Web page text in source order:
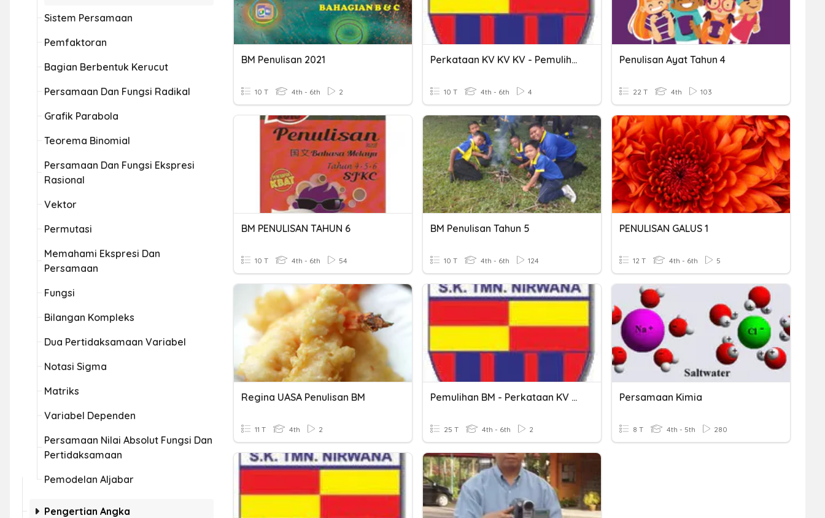
Sistem Persamaan
Pemfaktoran
Bagian Berbentuk Kerucut
Persamaan Dan Fungsi Radikal
Grafik Parabola
Teorema Binomial
Persamaan Dan Fungsi Ekspresi
Rasional
Vektor
Permutasi
Memahami Ekspresi Dan
Persamaan
Fungsi
Bilangan Kompleks
Dua Pertidaksamaan Variabel
Notasi Sigma
Matriks
Variabel Dependen
Persamaan Nilai Absolut Fungsi Dan
Pertidaksamaan
Pemodelan Aljabar
Pengertian Angka
BM Penulisan 2021
10 T 4th - 6th 2
Perkataan KV KV KV - Pemulihan BM
10 T 4th - 6th 4
Penulisan Ayat Tahun 4
22 T 4th 103
BM PENULISAN TAHUN 6
10 T 4th - 6th 54
BM Penulisan Tahun 5
10 T 4th - 6th 124
PENULISAN GALUS 1
12 T 4th - 6th 5
Regina UASA Penulisan BM
11 T 4th 2
Pemulihan BM - Perkataan KV KVK
25 T 4th - 6th 2
Persamaan Kimia
8 T 4th - 5th 280